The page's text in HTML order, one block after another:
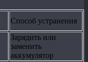
Способ устранения
Зарядить или
заменить
аккумулятор